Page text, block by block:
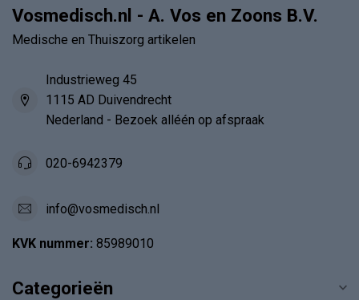
Vosmedisch.nl - A. Vos en Zoons B.V.
Medische en Thuiszorg artikelen
Industrieweg 45
1115 AD Duivendrecht
Nederland - Bezoek alléén op afspraak
020-6942379
info@vosmedisch.nl
KVK nummer: 85989010
Categorieën